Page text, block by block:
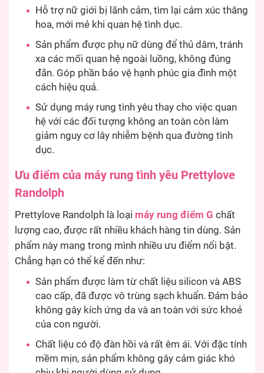
Hỗ trợ nữ giới bị lãnh cảm, tìm lại cảm xúc thăng
hoa, mới mẻ khi quan hệ tình dục.
Sản phẩm được phụ nữ dùng để thủ dâm, tránh
xa các mối quan hệ ngoài luồng, không đúng
đắn. Góp phần bảo vệ hạnh phúc gia đình một
cách hiệu quả.
Sử dụng máy rung tình yêu thay cho việc quan
hệ với các đối tượng không an toàn còn làm
giảm nguy cơ lây nhiễm bệnh qua đường tình
dục.
Ưu điểm của máy rung tình yêu Prettylove
Randolph
Prettylove Randolph là loại máy rung điểm G chất
lượng cao, được rất nhiều khách hàng tin dùng. Sản
phẩm này mang trong mình nhiều ưu điểm nổi bật.
Chẳng hạn có thể kể đến như:
Sản phẩm được làm từ chất liệu silicon và ABS
cao cấp, đã được vô trùng sạch khuẩn. Đảm bảo
không gây kích ứng da và an toàn với sức khoẻ
của con người.
Chất liệu có độ đàn hồi và rất êm ái. Với đặc tính
mềm mịn, sản phẩm không gây cảm giác khó